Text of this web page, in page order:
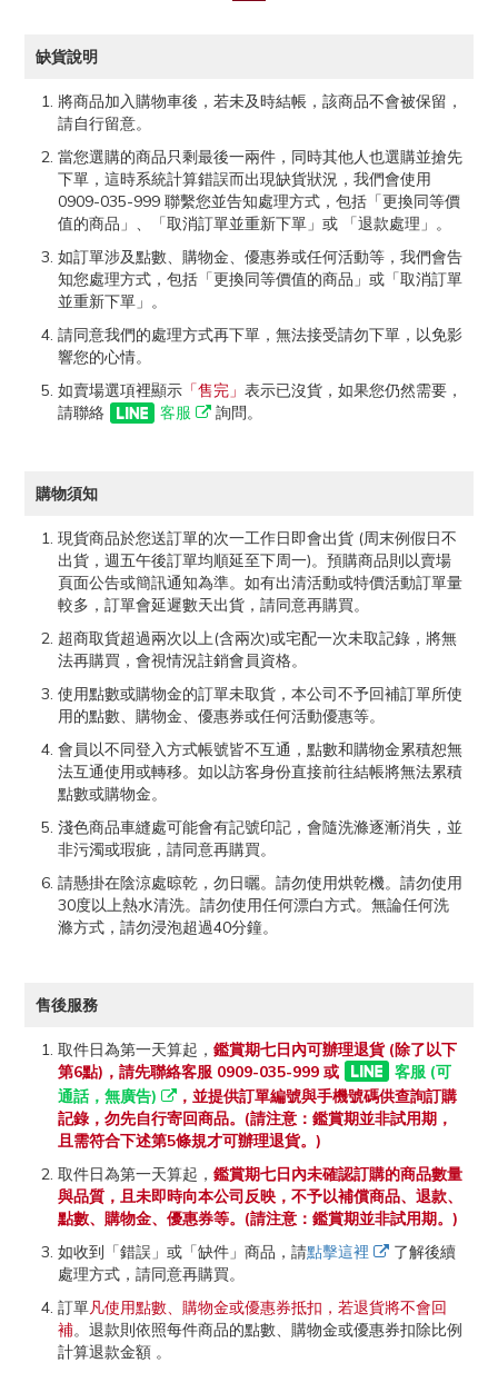
缺貨說明
將商品加入購物車後，若未及時結帳，該商品不會被保留，
請自行留意。
當您選購的商品只剩最後一兩件，同時其他人也選購並搶先
下單，這時系統計算錯誤而出現缺貨狀況，我們會使用
0909-035-999 聯繫您並告知處理方式，包括「更換同等價
值的商品」、「取消訂單並重新下單」或 「退款處理」。
如訂單涉及點數、購物金、優惠券或任何活動等，我們會告
知您處理方式，包括「更換同等價值的商品」或「取消訂單
並重新下單」。
請同意我們的處理方式再下單，無法接受請勿下單，以免影
響您的心情。
如賣場選項裡顯示 「售完」 表示已沒貨，如果您仍然需要，
請聯絡
客服 詢問。
購物須知
現貨商品於您送訂單的次一工作日即會出貨 (周末例假日不
出貨，週五午後訂單均順延至下周一)。預購商品則以賣場
頁面公告或簡訊通知為準。如有出清活動或特價活動訂單量
較多，訂單會延遲數天出貨，請同意再購買。
超商取貨超過兩次以上(含兩次)或宅配一次未取記錄，將無
法再購買，會視情況註銷會員資格。
使用點數或購物金的訂單未取貨，本公司不予回補訂單所使
用的點數、購物金、優惠券或任何活動優惠等。
會員以不同登入方式帳號皆不互通，點數和購物金累積恕無
法互通使用或轉移。如以訪客身份直接前往結帳將無法累積
點數或購物金。
淺色商品車縫處可能會有記號印記，會隨洗滌逐漸消失，並
非污濁或瑕疵，請同意再購買。
請懸掛在陰涼處晾乾，勿日曬。請勿使用烘乾機。請勿使用
30度以上熱水清洗。請勿使用任何漂白方式。無論任何洗
滌方式，請勿浸泡超過40分鐘。
售後服務
取件日為第一天算起， 鑑賞期七日內可辦理退貨 (除了以下
第6點)，請先聯絡客服 0909-035-999 或
客服 (可
通話，無廣告)
，並提供訂單編號與手機號碼供查詢訂購
記錄，勿先自行寄回商品。(請注意：鑑賞期並非試用期，
且需符合下述第5條規才可辦理退貨。)
取件日為第一天算起， 鑑賞期七日內未確認訂購的商品數量
與品質，且未即時向本公司反映，不予以補償商品、退款、
點數、購物金、優惠券等。(請注意：鑑賞期並非試用期。)
如收到「錯誤」或「缺件」商品，請點擊這裡
了解後續
處理方式，請同意再購買。
訂單凡使用點數、購物金或優惠券抵扣，若退貨將不會回
補。退款則依照每件商品的點數、購物金或優惠券扣除比例
計算退款金額 。